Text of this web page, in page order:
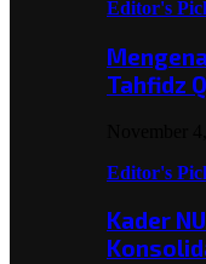
Editor's
Tahfidz
Editor's
Kader